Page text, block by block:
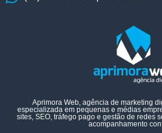
Aprimora Web, agência de marketing
especializada em pequenas e médias
sites, SEO, tráfego pago e gestão de redes
acompanhamento